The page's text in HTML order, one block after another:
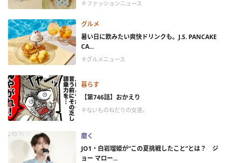
＃ファッションニュース
グルメ
暑い日に飲みたい爽快ドリンクも。J.S. PANCAKE
CA...
＃グルメニュース
暮らす
【第746話】おかえり
＃ないものねだりの女達。
磨く
JO1・白岩瑠姫が“この夏挑戦したこと”とは？ ジ
ョー マロー...